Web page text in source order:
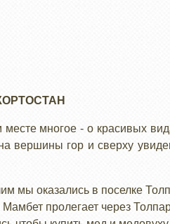
многое - о красивых
вершины гор и сверху
мы оказались в поселке
пролегает через